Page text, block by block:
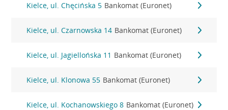
Kielce, ul. Chęcińska 5 Bankomat (Euronet)
Kielce, ul. Czarnowska 14 Bankomat (Euronet)
Kielce, ul. Jagiellońska 11 Bankomat (Euronet)
Kielce, ul. Klonowa 55 Bankomat (Euronet)
Kielce, ul. Kochanowskiego 8 Bankomat (Euronet)